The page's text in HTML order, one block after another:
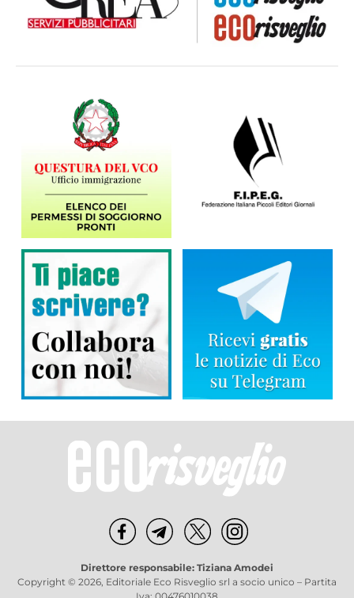
Direttore responsabile: Tiziana Amodei
Copyright © 2026, Editoriale Eco Risveglio srl a socio unico – Partita